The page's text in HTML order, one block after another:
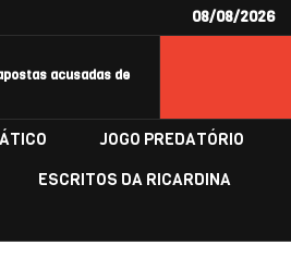
08/08/2026
acusadas de
JOGO PREDATÓRIO
ESCRITOS DA RICARDINA